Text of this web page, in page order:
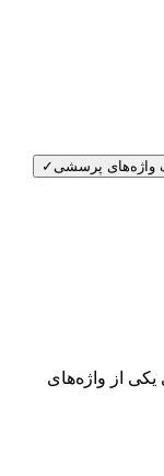
واژه‌های پرسشی ✓
از واژه‌های